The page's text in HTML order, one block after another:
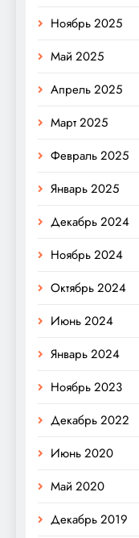
Ноябрь 2025
Май 2025
Апрель 2025
Март 2025
Февраль 2025
Январь 2025
Декабрь 2024
Ноябрь 2024
Октябрь 2024
Июнь 2024
Январь 2024
Ноябрь 2023
Декабрь 2022
Июнь 2020
Май 2020
Декабрь 2019